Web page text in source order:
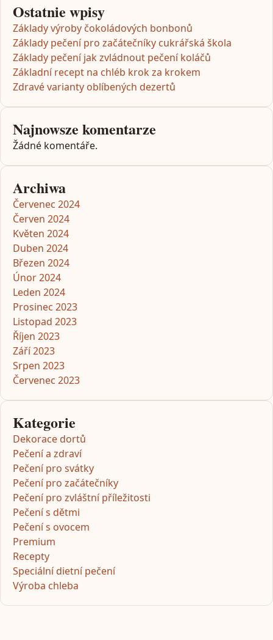
Ostatnie wpisy
Základy výroby čokoládových bonbonů
Základy pečení pro začátečníky cukrářská škola
Základy pečení jak zvládnout pečení koláčů
Základní recept na chléb krok za krokem
Zdravé varianty oblíbených dezertů
Najnowsze komentarze
Žádné komentáře.
Archiwa
Červenec 2024
Červen 2024
Květen 2024
Duben 2024
Březen 2024
Únor 2024
Leden 2024
Prosinec 2023
Listopad 2023
Říjen 2023
Září 2023
Srpen 2023
Červenec 2023
Kategorie
Dekorace dortů
Pečení a zdraví
Pečení pro svátky
Pečení pro začátečníky
Pečení pro zvláštní příležitosti
Pečení s dětmi
Pečení s ovocem
Premium
Recepty
Speciální dietní pečení
Výroba chleba